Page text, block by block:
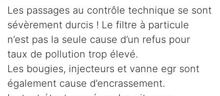
Les passages au contrôle technique se sont
sévèrement durcis ! Le filtre à particule
n’est pas la seule cause d’un refus pour
taux de pollution trop élevé.
Les bougies, injecteurs et vanne egr sont
également cause d’encrassement.